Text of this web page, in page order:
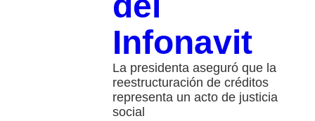
Infonavit
La presidenta aseguró que la
reestructuración de créditos
representa un acto de justicia
social